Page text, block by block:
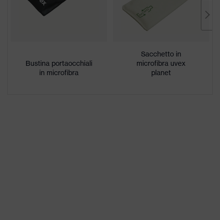
prodotti
Altamente antigraffio sul lato
Proprietà
Ottimizzazione del contrasto,
Bustina portaocchiali
in microfibra
Sacchetto in
microfibra uvex
planet